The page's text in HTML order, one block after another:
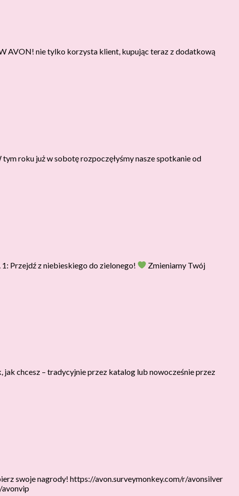
AVON! nie tylko korzysta klient, kupując teraz z dodatkową
roku już w sobotę rozpoczęłyśmy nasze spotkanie od
1: Przejdź z niebieskiego do zielonego!
Zmieniamy Twój
jak chcesz – tradycyjnie przez katalog lub nowocześnie przez
swoje nagrody! https://avon.surveymonkey.com/r/avonsilver
avonvip